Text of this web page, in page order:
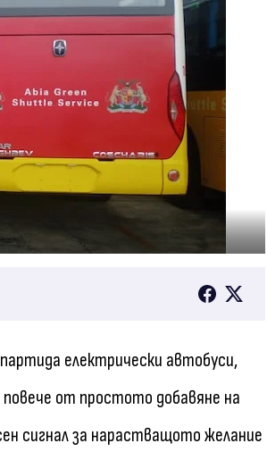
електрически автобуси,
от простото добавяне на
сигнал за нарастващото желание